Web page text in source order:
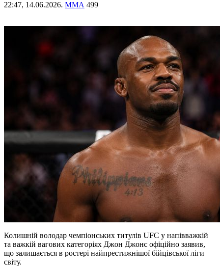
22:47, 14.06.2026. ММА 499
Колишній володар чемпіонських титулів UFC у напівважкій
та важкій вагових категоріях Джон Джонс офіційно заявив,
що залишається в ростері найпрестижнішої бійцівської ліги
світу.